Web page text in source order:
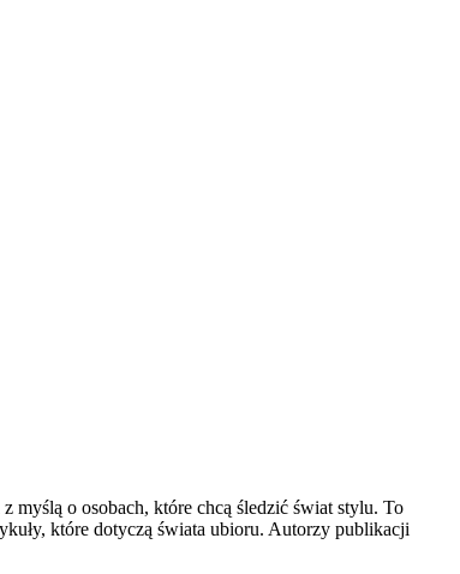
myślą o osobach, które chcą śledzić świat stylu. To
które dotyczą świata ubioru. Autorzy publikacji